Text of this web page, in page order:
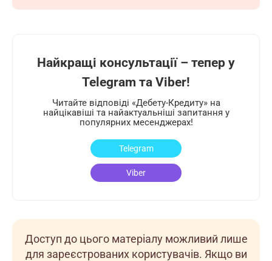
Найкращі консультації – тепер у
Telegram та Viber!
Читайте відповіді «Дебету-Кредиту» на
найцікавіші та найактуальніші запитання у
популярних месенджерах!
Telegram
Viber
Доступ до цього матеріалу можливий лише
для зареєстрованих користувачів. Якщо ви